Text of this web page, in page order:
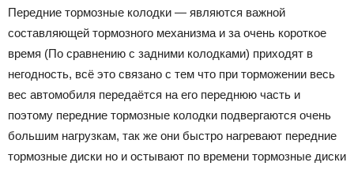
Передние тормозные колодки — являются важной
составляющей тормозного механизма и за очень короткое
время (По сравнению с задними колодками) приходят в
негодность, всё это связано с тем что при торможении весь
вес автомобиля передаётся на его переднюю часть и
поэтому передние тормозные колодки подвергаются очень
большим нагрузкам, так же они быстро нагревают передние
тормозные диски но и остывают по времени тормозные диски